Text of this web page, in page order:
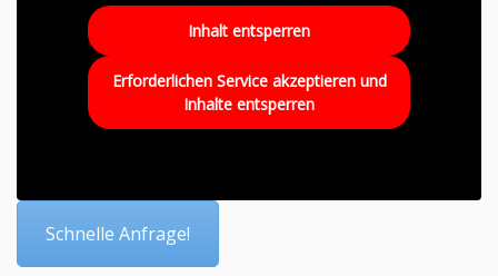
Inhalt entsperren
Erforderlichen Service akzeptieren und
Inhalte entsperren
Schnelle Anfrage!